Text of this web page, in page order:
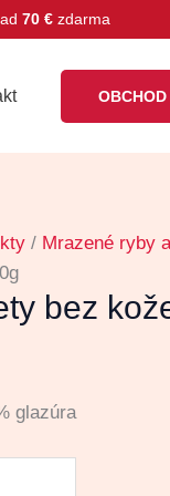
70 € zdarma
OBCHOD
/ Mrazené ryby
bez
glazúra